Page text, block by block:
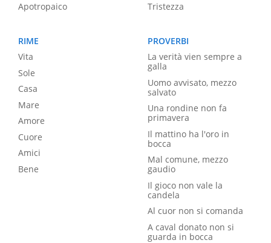
Apotropaico
Tristezza
RIME
Vita
Sole
Casa
Mare
Amore
Cuore
Amici
Bene
PROVERBI
La verità vien sempre a
galla
Uomo avvisato, mezzo
salvato
Una rondine non fa
primavera
Il mattino ha l'oro in
bocca
Mal comune, mezzo
gaudio
Il gioco non vale la
candela
Al cuor non si comanda
A caval donato non si
guarda in bocca